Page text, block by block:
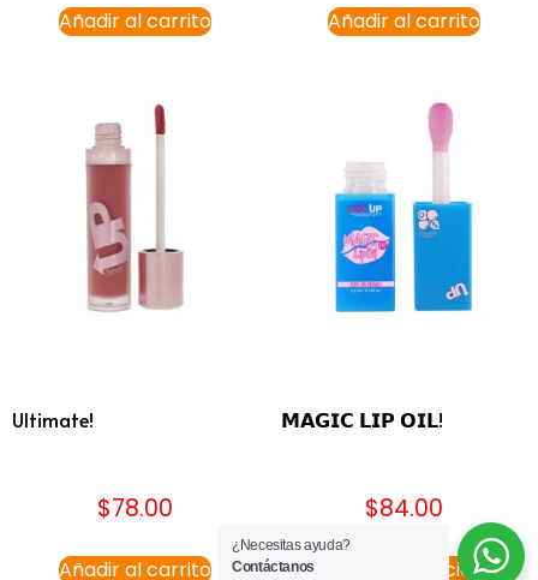
Añadir al carrito Añadir al carrito
Ultimate!
$78.00
Añadir al carrito
𝗠𝗔𝗚𝗜𝗖 𝗟𝗜𝗣 𝗢𝗜𝗟!
$84.00
Seleccionar opciones
¿Necesitas ayuda?
Contáctanos